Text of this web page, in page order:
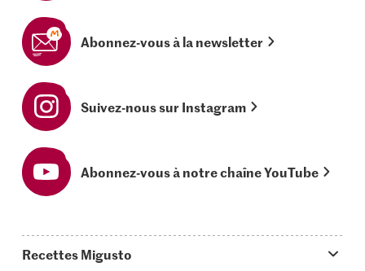
Abonnez-vous à la newsletter
Suivez-nous sur Instagram
Abonnez-vous à notre chaîne YouTube
Recettes Migusto